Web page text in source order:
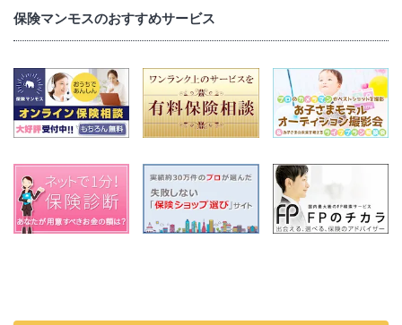
保険マンモスのおすすめサービス